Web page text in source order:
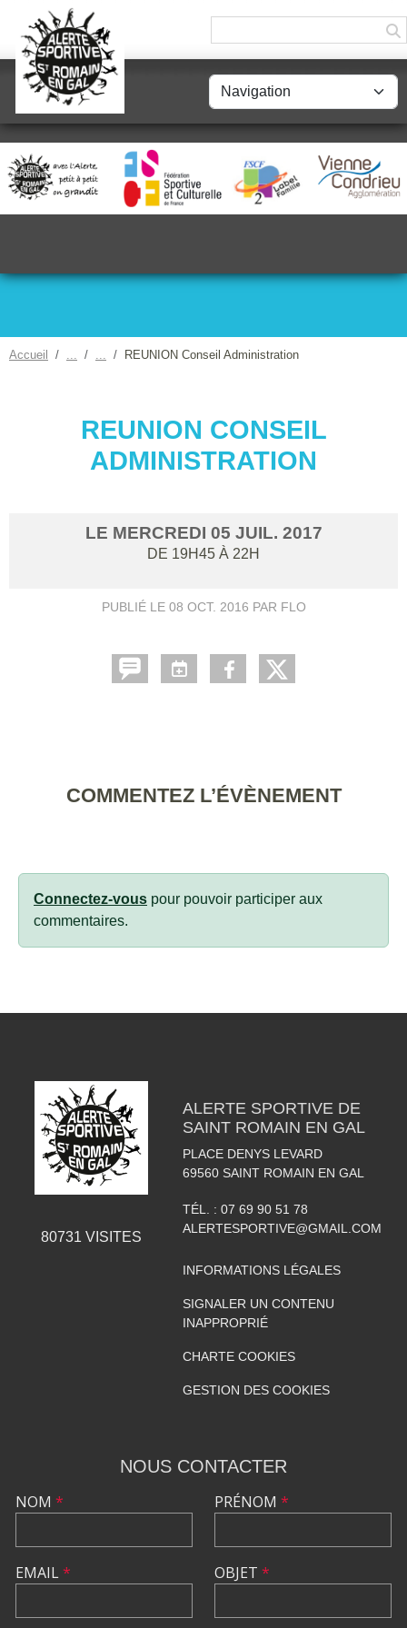
Accueil REUNION Conseil Administration
REUNION CONSEIL
ADMINISTRATION
LE MERCREDI 05 JUIL. 2017
DE 19H45 À 22H
PUBLIÉ LE 08 OCT. 2016 PAR FLO
COMMENTEZ L’ÉVÈNEMENT
Connectez-vous pour pouvoir participer aux
commentaires.
80731 VISITES
ALERTE SPORTIVE DE
SAINT ROMAIN EN GAL
PLACE DENYS LEVARD
69560 SAINT ROMAIN EN GAL
TÉL. : 07 69 90 51 78
ALERTESPORTIVE@GMAIL.COM
INFORMATIONS LÉGALES
SIGNALER UN CONTENU
INAPPROPRIÉ
CHARTE COOKIES
GESTION DES COOKIES
NOUS CONTACTER
NOM *
EMAIL*
PRÉNOM *
OBJET *
Panneau de gestion des cookies